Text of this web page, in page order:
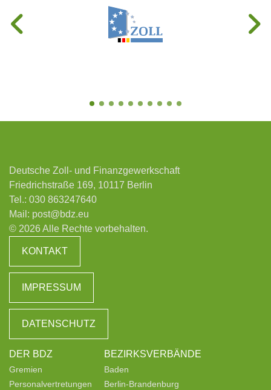
Deutsche Zoll- und Finanzgewerkschaft
Friedrichstraße 169, 10117 Berlin
Tel.: 030 863247640
Mail: post@bdz.eu
© 2026 Alle Rechte vorbehalten.
KONTAKT
IMPRESSUM
DATENSCHUTZ
DER BDZ
Gremien
Personalvertretungen
BEZIRKSVERBÄNDE
Baden
Berlin-Brandenburg